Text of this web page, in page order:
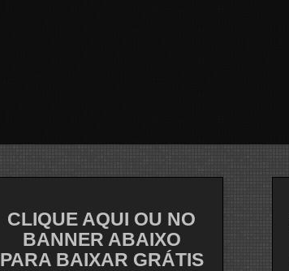
CLIQUE AQUI OU NO
BANNER ABAIXO
PARA BAIXAR GRÁTIS